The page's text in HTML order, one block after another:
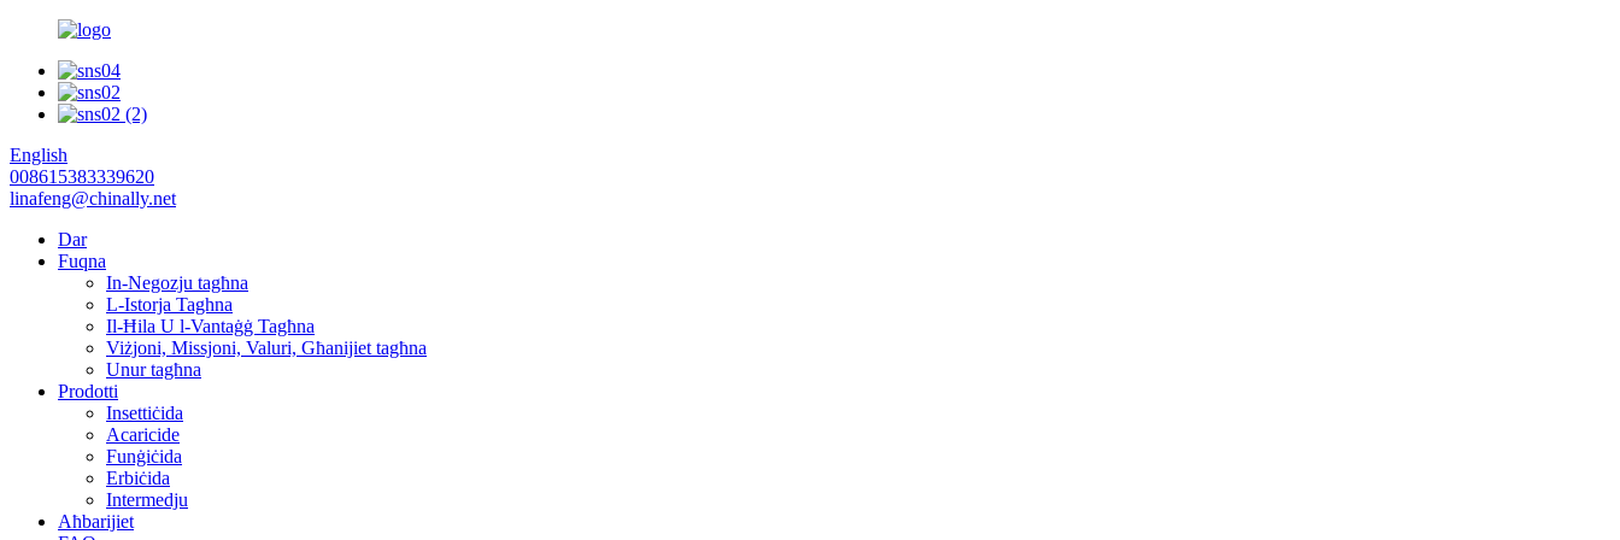
English
008615383339620
linafeng@chinally.net
Dar
Fuqna
In-Negozju tagħna
L-Istorja Taghna
Il-Ħila U l-Vantaġġ Tagħna
Viżjoni, Missjoni, Valuri, Għanijiet tagħna
Unur tagħna
Prodotti
Insettiċida
Acaricide
Funġiċida
Erbiċida
Intermedju
Aħbarijiet